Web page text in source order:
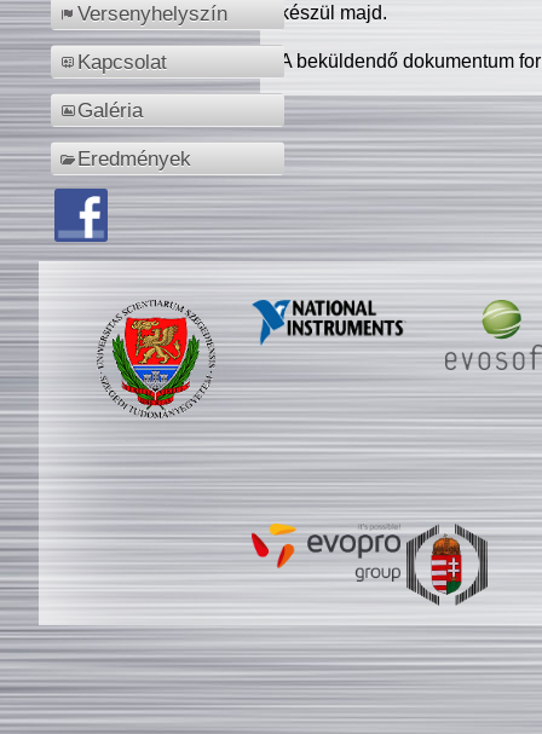
Versenyhelyszín
Kapcsolat
Galéria
Eredmények
készül majd.
A beküldendő dokumentum